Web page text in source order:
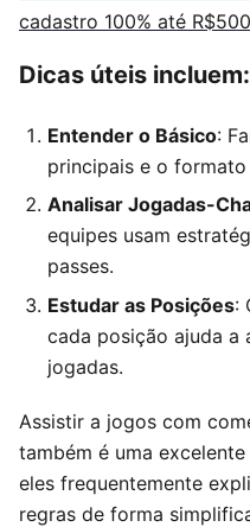
cadastro 100% até
Dicas úteis incluem:
Entender o Básico:
principais e o
Analisar Jogadas-
equipes usam
passes.
Estudar as Posições:
cada posição ajuda a
jogadas.
Assistir a jogos com
também é uma
eles frequentemente
regras de forma